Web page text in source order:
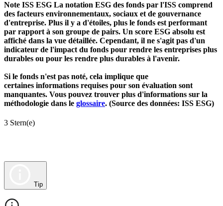
Note ISS ESG La notation ESG des fonds par l'ISS comprend
des facteurs environnementaux, sociaux et de gouvernance
d'entreprise. Plus il y a d'étoiles, plus le fonds est performant
par rapport à son groupe de pairs. Un score ESG absolu est
affiché dans la vue détaillée. Cependant, il ne s'agit pas d'un
indicateur de l'impact du fonds pour rendre les entreprises plus
durables ou pour les rendre plus durables à l'avenir.
Si le fonds n'est pas noté, cela implique que
certaines informations requises pour son évaluation sont
manquantes. Vous pouvez trouver plus d'informations sur la
méthodologie dans le glossaire. (Source des données: ISS ESG)
3 Stern(e)
Tip